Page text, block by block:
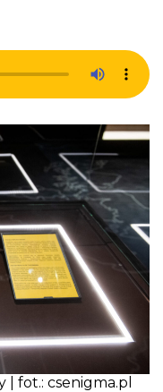
| fot.: csenigma.pl